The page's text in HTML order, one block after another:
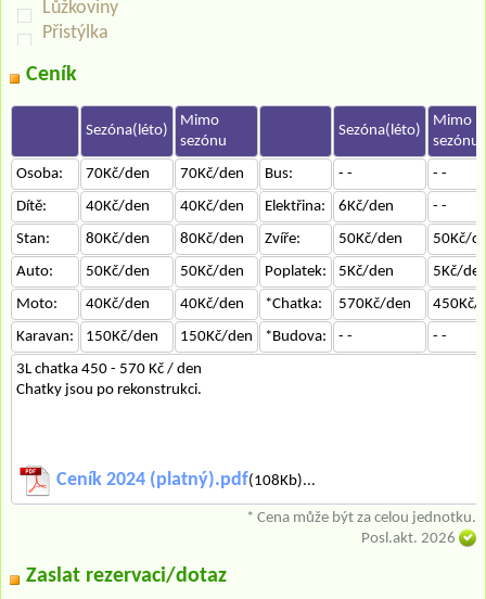
Lůžkoviny
Přistýlka
Ceník
Sezóna(léto)
Mimo
sezónu
Sezóna(léto)
Mimo
sezónu
Osoba:
70Kč/den 70Kč/den Bus: - -
- -
Dítě:
40Kč/den 40Kč/den Elektřina: 6Kč/den
- -
Stan:
80Kč/den 80Kč/den Zvíře: 50Kč/den
50Kč/
Auto:
50Kč/den 50Kč/den Poplatek: 5Kč/den
5Kč/
Moto:
40Kč/den 40Kč/den *Chatka: 570Kč/den
450Kč/
Karavan:
150Kč/den 150Kč/den *Budova: - -
- -
3L chatka 450 - 570 Kč / den
Chatky jsou po rekonstrukci.
Ceník 2024 (platný).pdf(108Kb)...
* Cena může být za celou jednotku.
Posl.akt. 2026
Zaslat rezervaci/dotaz